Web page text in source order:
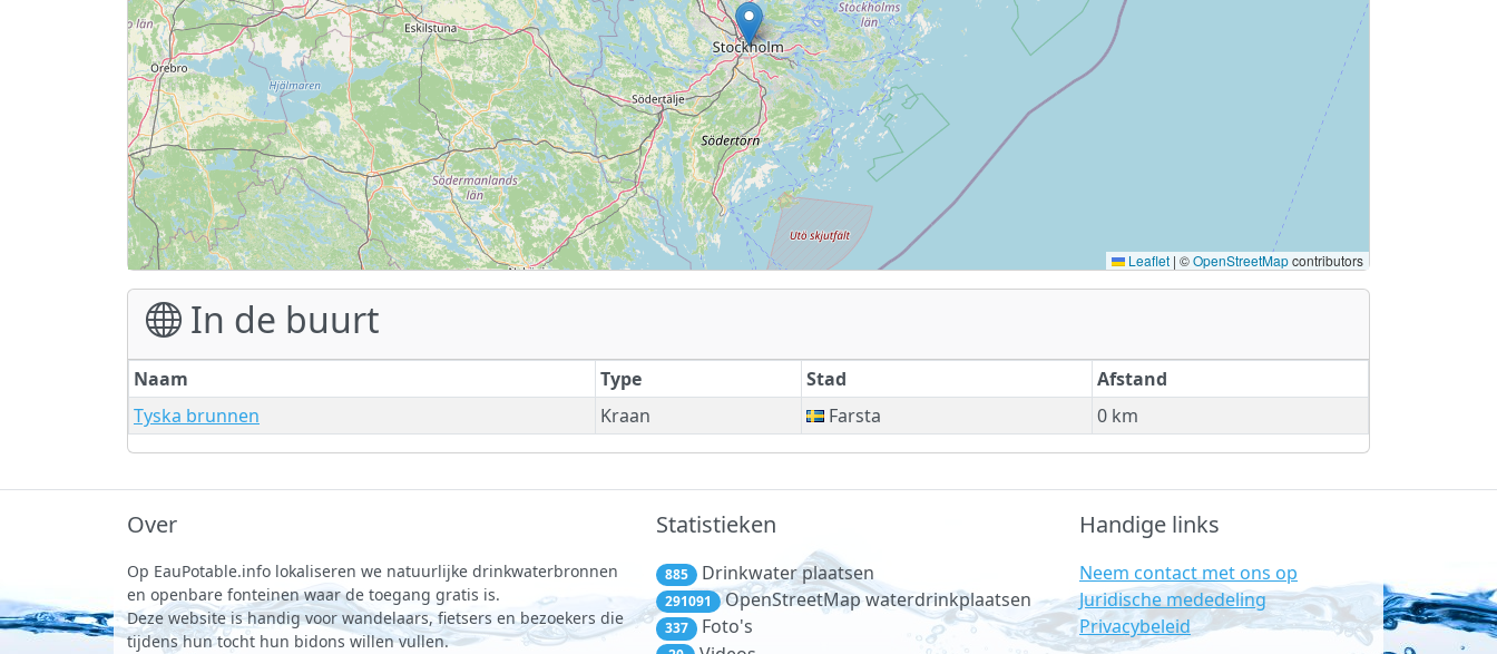
Leaflet | ©OpenStreetMapcontributors
In de buurt
Naam Type Stad
Afstand
Tyska brunnen
Kraan Farsta 0 km
Over
Op EauPotable.info lokaliseren we natuurlijke drinkwaterbronnen
en openbare fonteinen waar de toegang gratis is.
Deze website is handig voor wandelaars, fietsers en bezoekers die
tijdens hun tocht hun bidons willen vullen.
Statistieken
885 Drinkwater plaatsen
291091 OpenStreetMap waterdrinkplaatsen
337 Foto's
Handige links
Neem contact met ons op
Juridische mededeling
Privacybeleid